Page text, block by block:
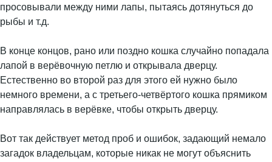
просовывали между ними лапы, пытаясь дотянуться до
рыбы и т.д.
В конце концов, рано или поздно кошка случайно попадала
лапой в верёвочную петлю и открывала дверцу.
Естественно во второй раз для этого ей нужно было
немного времени, а с третьего-четвёртого кошка прямиком
направлялась в верёвке, чтобы открыть дверцу.
Вот так действует метод проб и ошибок, задающий немало
загадок владельцам, которые никак не могут объяснить